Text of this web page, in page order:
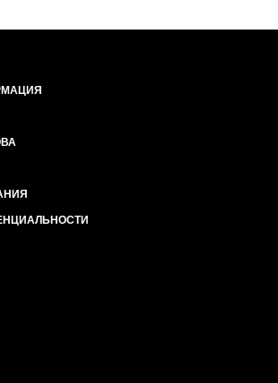
та подачки, які перетворять
себе. Привчати населення до
посібники на їжу і предмети
Оголосити це "перемогою над
поліпшити харчування і
сільському господарству.
Monsanto, збільшити
гербіцидів під
модифіковані рослини для
генетичного забруднення і
здоровий спосіб життя і